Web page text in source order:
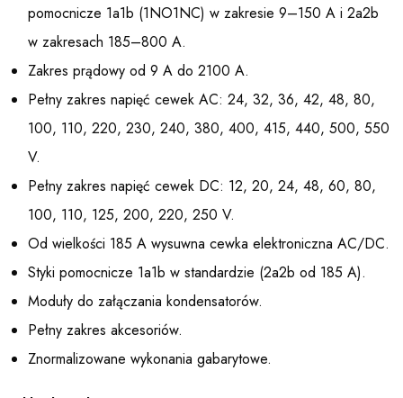
pomocnicze 1a1b (1NO1NC) w zakresie 9–150 A i 2a2b
w zakresach 185–800 A.
Zakres prądowy od 9 A do 2100 A.
Pełny zakres napięć cewek AC: 24, 32, 36, 42, 48, 80,
100, 110, 220, 230, 240, 380, 400, 415, 440, 500, 550
V.
Pełny zakres napięć cewek DC: 12, 20, 24, 48, 60, 80,
100, 110, 125, 200, 220, 250 V.
Od wielkości 185 A wysuwna cewka elektroniczna AC/DC.
Styki pomocnicze 1a1b w standardzie (2a2b od 185 A).
Moduły do załączania kondensatorów.
Pełny zakres akcesoriów.
Znormalizowane wykonania gabarytowe.